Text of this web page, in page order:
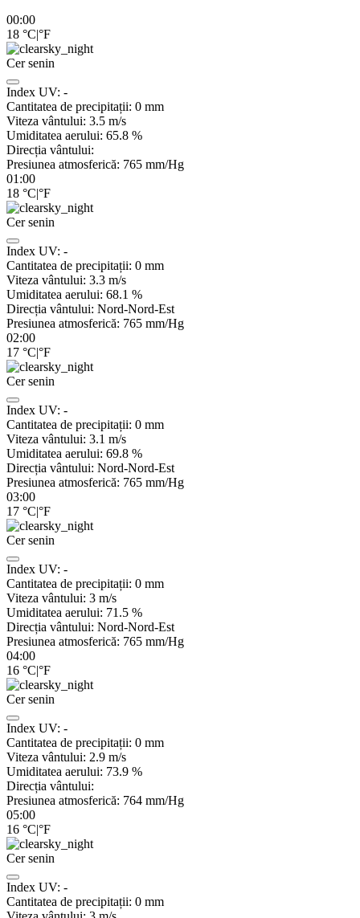
00:00
18 °C|°F
Cer senin
Index UV: -
Cantitatea de precipitații: 0 mm
Viteza vântului: 3.5 m/s
Umiditatea aerului: 65.8 %
Direcția vântului:
Presiunea atmosferică: 765 mm/Hg
01:00
18 °C|°F
Cer senin
Index UV: -
Cantitatea de precipitații: 0 mm
Viteza vântului: 3.3 m/s
Umiditatea aerului: 68.1 %
Direcția vântului: Nord-Nord-Est
Presiunea atmosferică: 765 mm/Hg
02:00
17 °C|°F
Cer senin
Index UV: -
Cantitatea de precipitații: 0 mm
Viteza vântului: 3.1 m/s
Umiditatea aerului: 69.8 %
Direcția vântului: Nord-Nord-Est
Presiunea atmosferică: 765 mm/Hg
03:00
17 °C|°F
Cer senin
Index UV: -
Cantitatea de precipitații: 0 mm
Viteza vântului: 3 m/s
Umiditatea aerului: 71.5 %
Direcția vântului: Nord-Nord-Est
Presiunea atmosferică: 765 mm/Hg
04:00
16 °C|°F
Cer senin
Index UV: -
Cantitatea de precipitații: 0 mm
Viteza vântului: 2.9 m/s
Umiditatea aerului: 73.9 %
Direcția vântului:
Presiunea atmosferică: 764 mm/Hg
05:00
16 °C|°F
Cer senin
Index UV: -
Cantitatea de precipitații: 0 mm